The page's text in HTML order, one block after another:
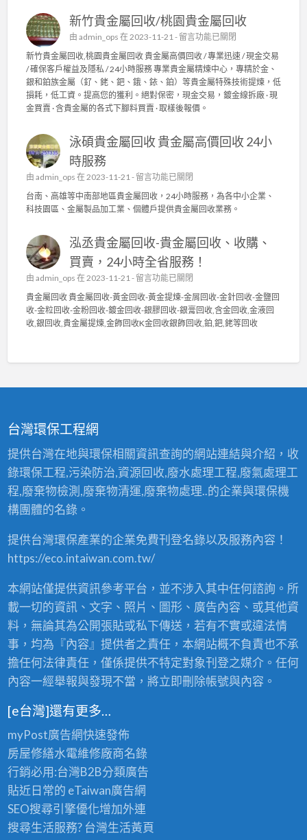
電
工
,
工
廠
水
電
繕
,
庭
水
電
〉
新竹貴金屬回收/桃園貴金屬回收
由admin_ops 在 2023-11-21 - 在
〈
新
竹
貴
金
屬
收
園
貴
金
收
〉
中
留言功能已關閉
新竹貴金屬回收,桃園貴金屬回收 貴金屬高價回收 / 專業迅速 / 現金交易
/ 確保客戶權益及隱私 / 24小時服務 專業貴金屬精煉中心，專精於金、
銀和鉑族金屬（釕、銠、鈀、鋨、銥、鉑）等貴金屬特殊技術提煉，低
損耗，低工資。提高您的獲利。絕對保密，現金交易，鍍金線拆廠 · 現
金買賣 · 含貴金屬的各式下腳料買賣 · 取樣後報價。
泳碩貴金屬回收 貴金屬高價回收 24小
時服務
由 admin_ops 在 2023-11-21 - 在
〈
泳
碩
金
屬
回
收
貴
金
屬
2
務
中
留言功能已關閉
台南、高雄等中南部地區貴金屬回收，24小時服務，為各中小企業、
科技園區、金屬製品加工業、個體戶提供貴金屬回收業務。
泓丞貴金屬回收-貴金屬回收、收購、
買賣，24小時全省服務！
由 admin_ops 在 2023-11-21 - 在
〈
泓
丞
貴
回
收
、
收
購
賣
2
小
時
省
服
務
！
〉
留言功能已關閉
貴金屬回收 貴金屬回收-黃金回收-黃金提煉-金屑回收-金針回收-金鹽回
收-金粒回收-金粉回收-鍍金回收-銀膠回收-銀膏回收,含金回收,金液回
收,銀回收,貴金屬提煉,金飾回收K金回收銀飾回收,鉑,鈀,銠等回收
台灣環保工程網
提供台灣在地與環保相關資訊查詢的網站連結與介紹，收
錄環保工程,污染防治,資源回收,廢水處理工程,廢氣處理工
程,廢棄物檢測,廢棄物清運,廢棄物處理..的企業與環保機
構團體的名錄。
提供台灣環保產業的企業免費刊登名錄以及服務內容！
https://eco.intaiwan.com.tw/
本網站僅提供資訊參考平台，並不涉入其中任何諮詢。所
載一切的資訊、文字、照片、圖形、廣告內容、或其他資
料，無論其為公開張貼或私下傳送，若有不實或違法情
事，均為『內容』提供者之責任，本網站概不負責也不承
擔任何法律責任，僅係提供不特定對象刊登之媒介。任何
內容一經舉報與發現不當，將立即刪除帳號與內容。
[e台灣]還有更多…
myPost廣告網快速發佈
房屋修繕水電維修廠商名錄
行銷必用:台灣B2B分類廣告
貼近日常的 eTaiwan廣告網
SEO搜尋引擎優化增加外連
搜尋生活服務? 台灣生活黃頁